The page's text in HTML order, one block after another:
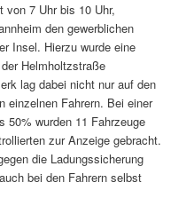
von 7 Uhr bis 10 Uhr,
den gewerblichen
Insel. Hierzu wurde eine
Helmholtzstraße
lag dabei nicht nur auf den
einzelnen Fahrern. Bei einer
50% wurden 11 Fahrzeuge
zur Anzeige gebracht.
die Ladungssicherung
bei den Fahrern selbst